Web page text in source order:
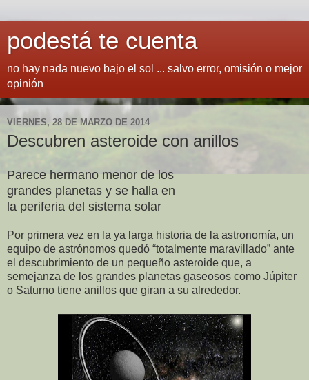
podestá te cuenta
no hay nada nuevo bajo el sol ... salvo error, omisión o mejor
opinión
VIERNES, 28 DE MARZO DE 2014
Descubren asteroide con anillos
Parece hermano menor de los
grandes planetas y se halla en
la periferia del sistema solar
Por primera vez en la ya larga historia de la astronomía, un
equipo de astrónomos quedó “totalmente maravillado” ante
el descubrimiento de un pequeño asteroide que, a
semejanza de los grandes planetas gaseosos como Júpiter
o Saturno tiene anillos que giran a su alrededor.